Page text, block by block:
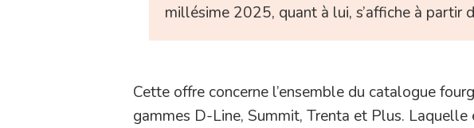
millésime 2025, quant à lui, s’affiche à partir
Cette offre concerne l’ensemble du catalogue
gammes D-Line, Summit, Trenta et Plus.